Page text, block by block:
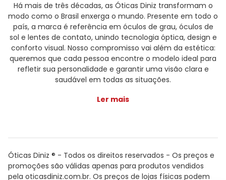
Há mais de três décadas, as Óticas Diniz transformam o
modo como o Brasil enxerga o mundo. Presente em todo o
país, a marca é referência em óculos de grau, óculos de
sol e lentes de contato, unindo tecnologia óptica, design e
conforto visual. Nosso compromisso vai além da estética:
queremos que cada pessoa encontre o modelo ideal para
refletir sua personalidade e garantir uma visão clara e
saudável em todas as situações.
Ler mais
Óticas Diniz ® - Todos os direitos reservados - Os preços e
promoções são válidas apenas para produtos vendidos
pela oticasdiniz.com.br. Os preços de lojas físicas podem